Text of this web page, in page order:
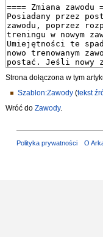
Strona dołączona w tym
Szablon:Zawody(tekst
Wróć do Zawody.
Polityka prywatności O